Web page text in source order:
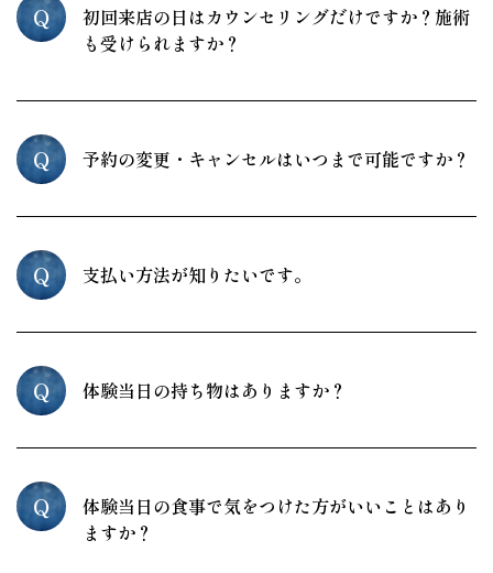
Q
初回来店の日はカウンセリングだけですか？施術
も受けられますか？
Q 予約の変更・キャンセルはいつまで可能ですか？
Q 支払い方法が知りたいです。
Q 体験当日の持ち物はありますか？
Q
体験当日の食事で気をつけた方がいいことはあり
ますか？